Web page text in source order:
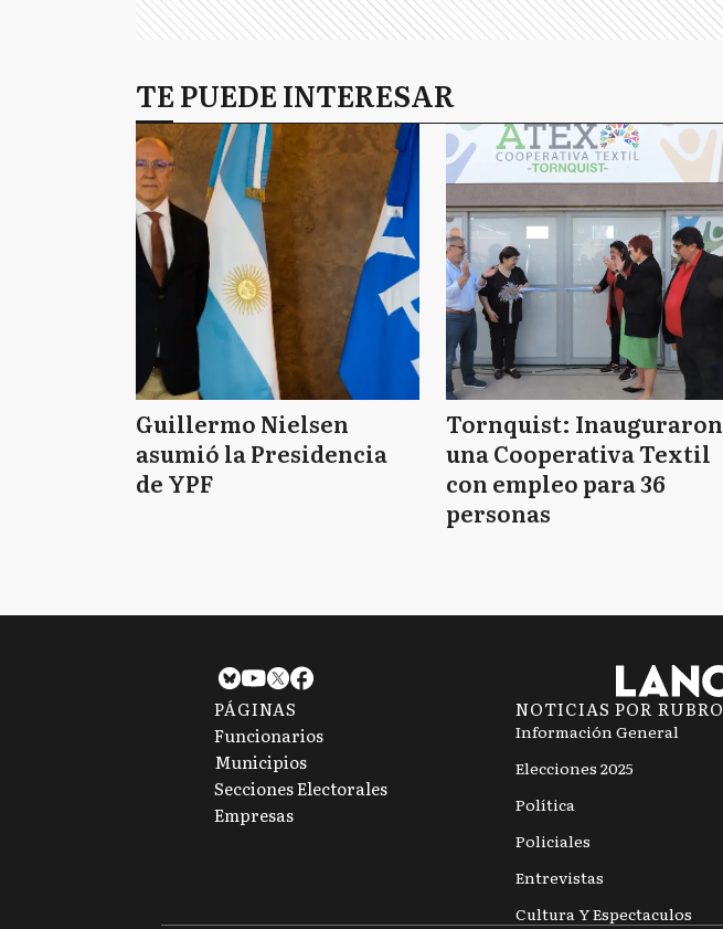
TE PUEDE INTERESAR
Guillermo Nielsen
asumió la Presidencia
de YPF
Tornquist: Inauguraron
una Cooperativa Textil
con empleo para 36
personas
PÁGINAS
Funcionarios
Municipios
Secciones Electorales
Empresas
NOTICIAS POR RUBRO
Información General
Elecciones 2025
Política
Policiales
Entrevistas
Cultura Y Espectaculos